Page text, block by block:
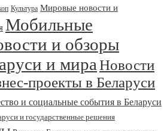
Культура Мировые новости и
Мобильные
и обзоры
и мираНовости
проекты в Беларуси
и социальные события в Беларуси
и государственные решения